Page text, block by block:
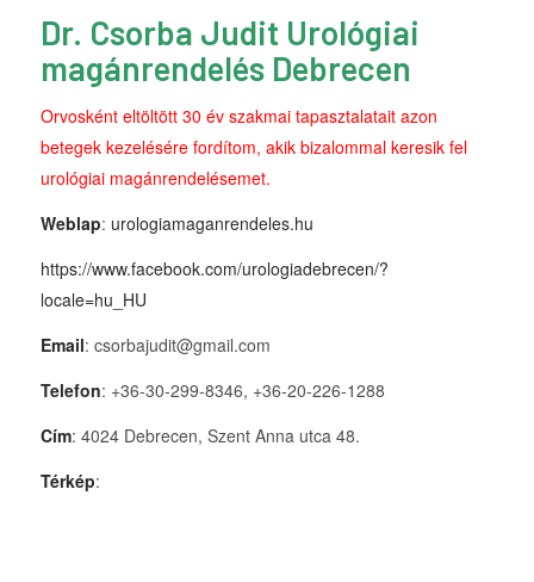
Dr. Csorba Judit Urológiai
magánrendelés Debrecen
Orvosként eltöltött 30 év szakmai tapasztalatait azon
betegek kezelésére fordítom, akik bizalommal keresik fel
urológiai magánrendelésemet.
Weblap: urologiamaganrendeles.hu
https://www.facebook.com/urologiadebrecen/?
locale=hu_HU
Email: csorbajudit@gmail.com
Telefon: +36-30-299-8346, +36-20-226-1288
Cím: 4024 Debrecen, Szent Anna utca 48.
Térkép: